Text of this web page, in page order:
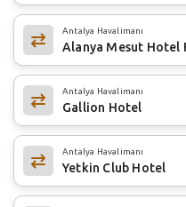
Antalya Havalimanı
Alanya Mesut Hotel
Antalya Havalimanı
Gallion Hotel
Antalya Havalimanı
Yetkin Club Hotel